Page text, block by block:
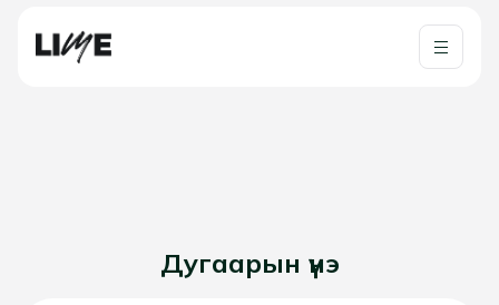
Дугаарын үнэ